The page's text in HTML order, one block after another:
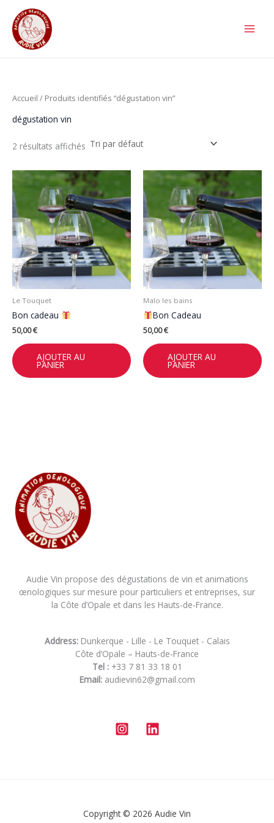
contenu
Accueil / Produits identifiés “dégustation vin”
dégustation vin
2 résultats affichés
Le Touquet
Bon cadeau
50,00€
AJOUTER AU
PANIER
Malo les bains
Bon Cadeau
50,00€
AJOUTER AU
PANIER
Audie Vin propose des dégustations de vin et animations
œnologiques sur mesure pour particuliers et entreprises, sur
la Côte d’Opale et dans les Hauts-de-France.
Address:Dunkerque - Lille - Le Touquet - Calais
Côte d’Opale – Hauts-de-France
Tel :+33 7 81 33 18 01
Email:audievin62@gmail.com
Copyright © 2026 Audie Vin